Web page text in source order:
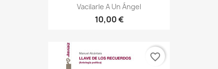
Vacilarle A Un Ángel
10,00 €
favorite_border